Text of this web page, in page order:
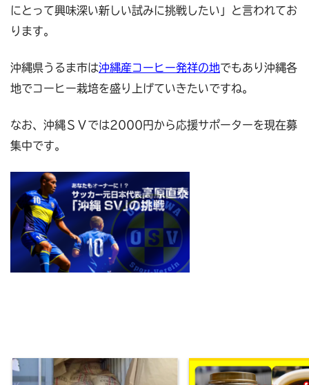
にとって興味深い新しい試みに挑戦したい」と言われてお
ります。
沖縄県うるま市は沖縄産コーヒー発祥の地でもあり沖縄各
地でコーヒー栽培を盛り上げていきたいですね。
なお、沖縄ＳＶでは2000円から応援サポーターを現在募
集中です。